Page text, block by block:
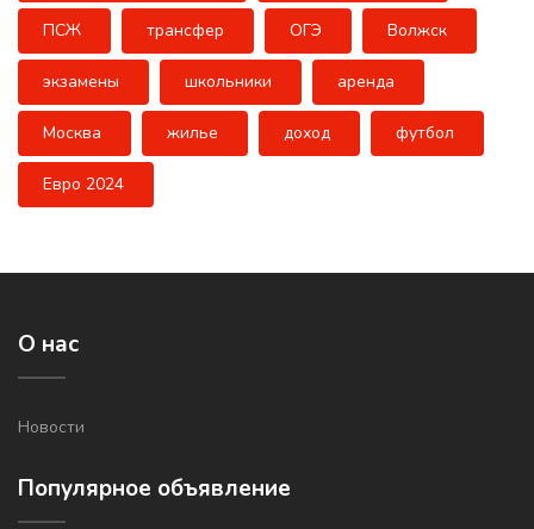
ПСЖ трансфер ОГЭ Волжск
экзамены школьники аренда
Москва жилье доход футбол
Евро 2024
О нас
Новости
Популярное объявление